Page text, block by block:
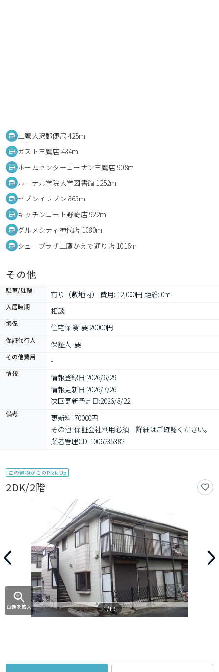
三鷹大沢郵便局 425m
ガスト三鷹店 484m
ホームセンターコーナン三鷹店 908m
ルーテル学院大学図書館 1252m
セブンイレブン 863m
キッチンコート野崎店 922m
グルメシティ神代店 1080m
シュープラザ三鷹かえで通り店 1016m
その他
駐車/駐輪 有り（敷地内） 費用: 12,000円 距離: 0m
入居時期 相談
損保 住宅保険: 要 20000円
保証代行人 保証人: 要
その他費用 -
情報 情報登録日:2026/6/29
情報更新日:2026/7/26
次回更新予定日:2026/8/22
備考
更新料: 70000円
その他: 保証会社利用必須　詳細はご確認ください。
業者管理CD: 1006235382
この建物からのPick Up
2DK/2階
画像を拡大 1/19